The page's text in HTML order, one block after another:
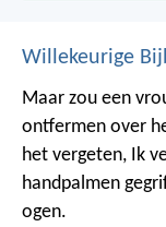
Willekeurige
Maar zou een
ontfermen over
het vergeten, Ik
handpalmen
ogen.